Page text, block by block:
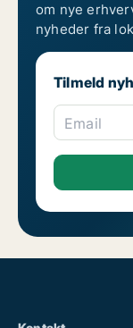
om nye
nyheder fra
Tilmeld
Email